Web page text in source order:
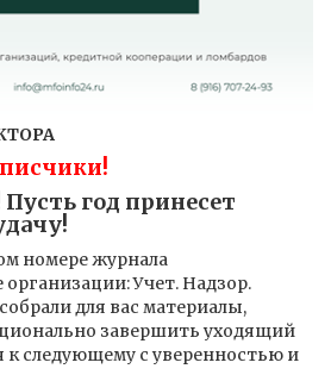
год принесет
номере журнала
Учет. Надзор.
для вас материалы,
завершить уходящий
к следующему с уверенностью и